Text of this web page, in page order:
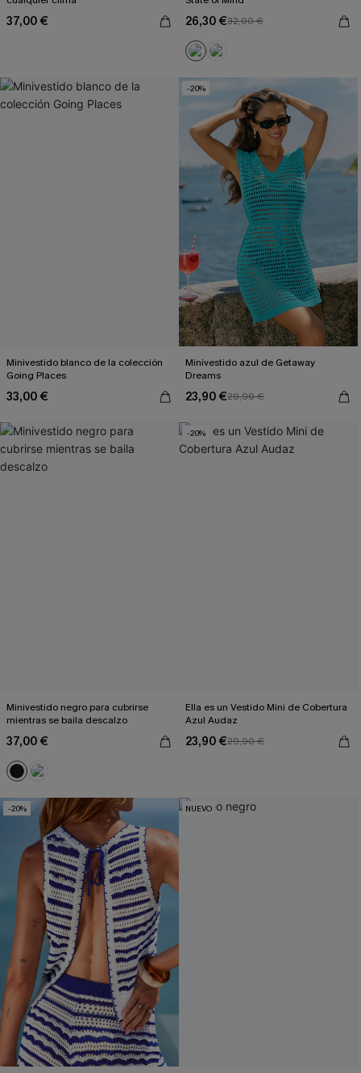
37,00 € 26,30 €32,90 €
Minivestido blanco de la colección
Going Places
33,00 €
-20%
Minivestido azul de Getaway
Dreams
23,90 €29,90 €
Minivestido negro para cubrirse
mientras se baila descalzo
37,00 €
-20%
Ella es un Vestido Mini de Cobertura
Azul Audaz
23,90 €29,90 €
-20% NUEVO